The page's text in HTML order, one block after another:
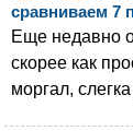
сравниваем 7
Еще недавно
скорее как
моргал,